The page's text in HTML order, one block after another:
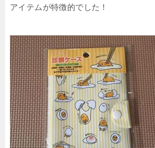
アイテムが特徴的でした！